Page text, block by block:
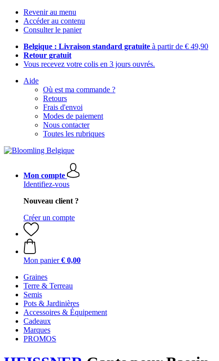
Revenir au menu
Accéder au contenu
Consulter le panier
Belgique : Livraison standard gratuite à partir de € 49,90
Retour gratuit
Vous recevez votre colis en 3 jours ouvrés.
Aide
Où est ma commande ?
Retours
Frais d'envoi
Modes de paiement
Nous contacter
Toutes les rubriques
Mon compte
Identifiez-vous
Nouveau client ?
Créer un compte
Mon panier € 0,00
Graines
Terre & Terreau
Semis
Pots & Jardinières
Accessoires & Équipement
Cadeaux
Marques
PROMOS